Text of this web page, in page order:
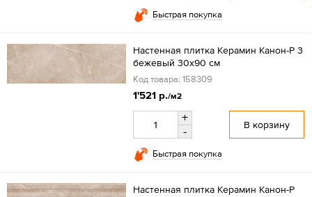
Быстрая покупка
Настенная плитка Керамин Канон-Р 3
бежевый 30x90 см
Код товара: 158309
1'521 р./м2
+
-
В корзину
Быстрая покупка
Настенная плитка Керамин Канон-Р